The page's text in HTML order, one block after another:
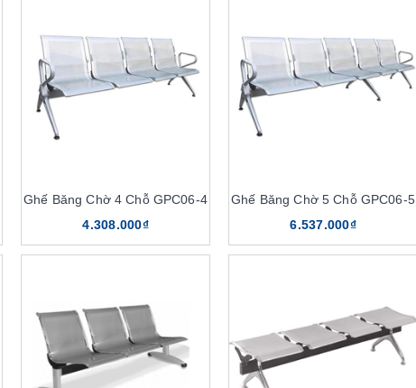
Ghế Băng Chờ 4 Chỗ GPC06-4
4.308.000₫
Ghế Băng Chờ 5 Chỗ GPC06-5
6.537.000₫